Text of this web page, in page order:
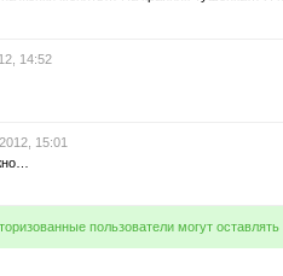
14:52
15:01
пользователи могут